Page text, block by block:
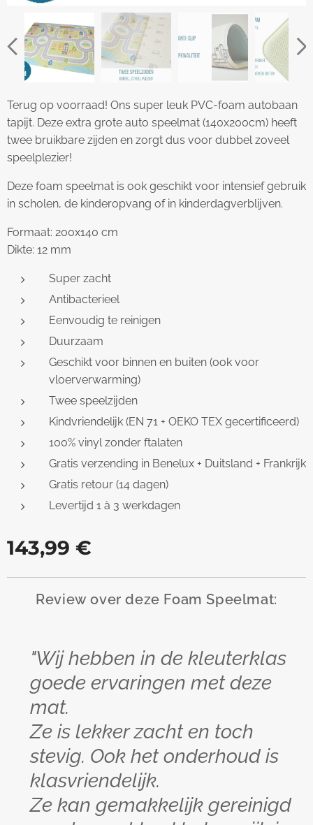
Terug op voorraad! Ons super leuk PVC-foam autobaan
tapijt. Deze extra grote auto speelmat (140x200cm) heeft
twee bruikbare zijden en zorgt dus voor dubbel zoveel
speelplezier!
Deze foam speelmat is ook geschikt voor intensief gebruik
in scholen, de kinderopvang of in kinderdagverblijven.
Formaat: 200x140 cm
Dikte: 12 mm
Super zacht
Antibacterieel
Eenvoudig te reinigen
Duurzaam
Geschikt voor binnen en buiten (ook voor
vloerverwarming)
Twee speelzijden
Kindvriendelijk (EN 71 + OEKO TEX gecertificeerd)
100% vinyl zonder ftalaten
Gratis verzending in Benelux + Duitsland + Frankrijk
Gratis retour (14 dagen)
Levertijd 1 à 3 werkdagen
143,99 €
Review over deze Foam Speelmat:
"Wij hebben in de kleuterklas
goede ervaringen met deze
mat.
Ze is lekker zacht en toch
stevig. Ook het onderhoud is
klasvriendelijk.
Ze kan gemakkelijk gereinigd